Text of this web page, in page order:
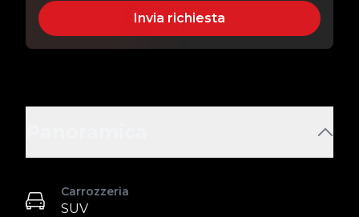
Invia richiesta
Carrozzeria
SUV